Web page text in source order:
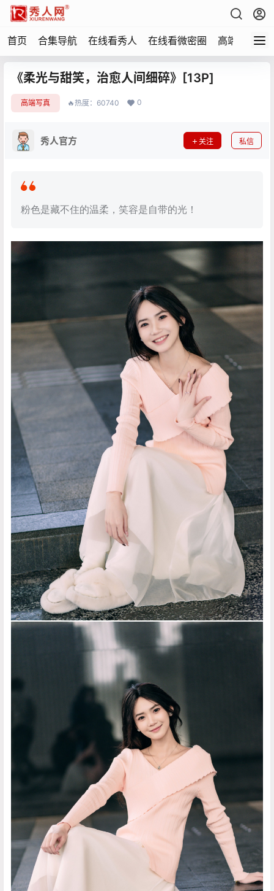
首页 合集导航 在线看秀人 在线看微密圈 高端写真
《柔光与甜笑，治愈人间细碎》[13P]
高端写真 🔥热度：60740 0
秀人官方 关注 私信
粉色是藏不住的温柔，笑容是自带的光！